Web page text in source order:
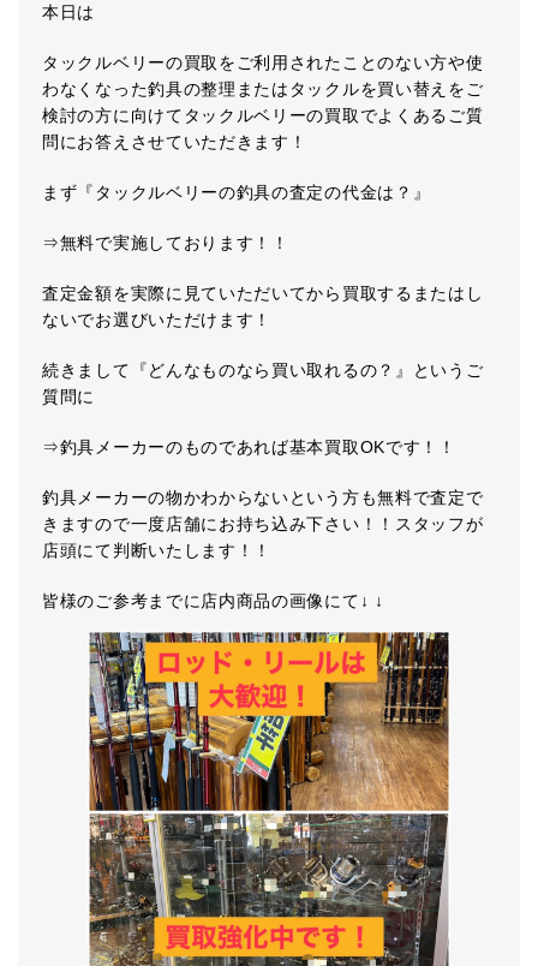
本日は
タックルベリーの買取をご利用されたことのない方や使
わなくなった釣具の整理またはタックルを買い替えをご
検討の方に向けてタックルベリーの買取でよくあるご質
問にお答えさせていただきます！
まず『タックルベリーの釣具の査定の代金は？』
⇒無料で実施しております！！
査定金額を実際に見ていただいてから買取するまたはし
ないでお選びいただけます！
続きまして『どんなものなら買い取れるの？』というご
質問に
⇒釣具メーカーのものであれば基本買取OKです！！
釣具メーカーの物かわからないという方も無料で査定で
きますので一度店舗にお持ち込み下さい！！スタッフが
店頭にて判断いたします！！
皆様のご参考までに店内商品の画像にて↓ ↓